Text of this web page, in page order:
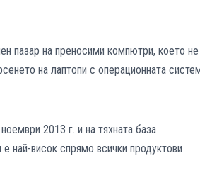
пазар на преносими компютри, което
на лаптопи с операционната
2013 г. и на тяхната база
най-висок спрямо всички продуктови